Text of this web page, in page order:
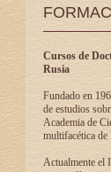
Cursos de
Rusia
Fundado en
de estudios
Academia de
multifacética de
Actualmente el